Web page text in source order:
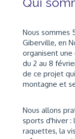
Nous sommes
Giberville, en
organisent une
du 2 au 8
de ce projet
montagne et
Nous allons
sports d'hiver :
raquettes, la